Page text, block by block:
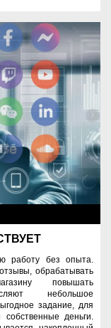
работу без опыта.
обрабатывать
повышать
небольшое
задание, для
деньги.